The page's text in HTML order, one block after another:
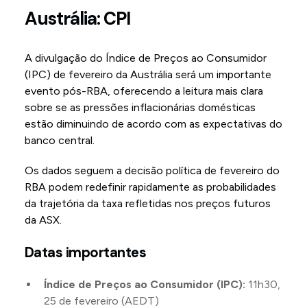
Austrália: CPI
A divulgação do Índice de Preços ao Consumidor
(IPC) de fevereiro da Austrália será um importante
evento pós-RBA, oferecendo a leitura mais clara
sobre se as pressões inflacionárias domésticas
estão diminuindo de acordo com as expectativas do
banco central.
Os dados seguem a decisão política de fevereiro do
RBA podem redefinir rapidamente as probabilidades
da trajetória da taxa refletidas nos preços futuros
da ASX.
Datas importantes
Índice de Preços ao Consumidor (IPC): 11h30,
25 de fevereiro (AEDT)